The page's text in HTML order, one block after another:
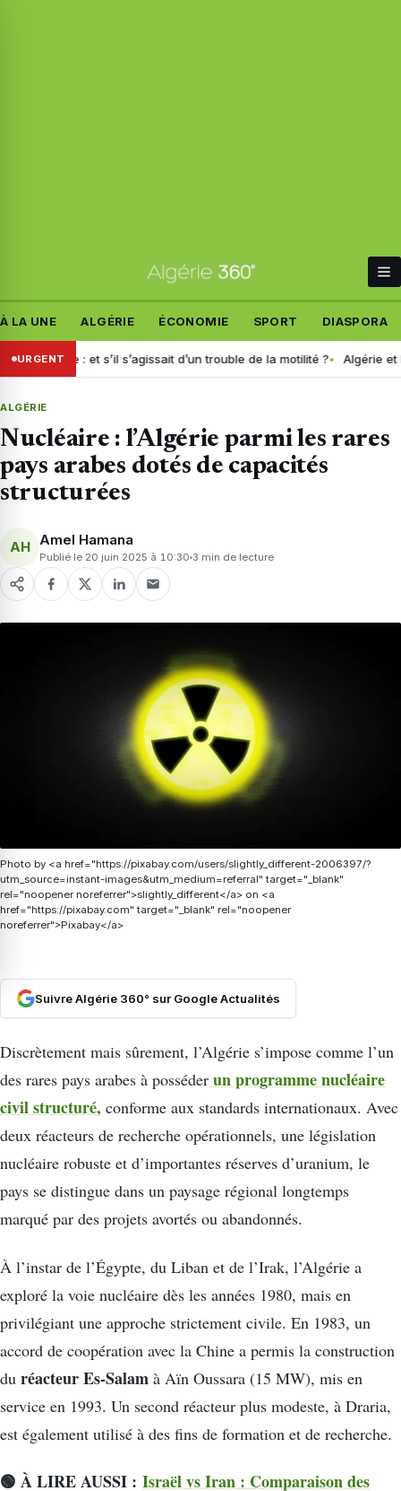
À LA UNE ALGÉRIE ÉCONOMIE SPORT DIASPORA
URGENT
: et s’il s’agissait d’un trouble de la motilité ? Algérie et États-
ALGÉRIE
Nucléaire : l’Algérie parmi les rares
pays arabes dotés de capacités
structurées
AH Amel Hamana
Publié le 20 juin 2025 à 10:30 3 min de lecture
Photo by <a href="https://pixabay.com/users/slightly_different-2006397/?
utm_source=instant-images&utm_medium=referral" target="_blank"
rel="noopener noreferrer">slightly_different</a> on <a
href="https://pixabay.com" target="_blank" rel="noopener
noreferrer">Pixabay</a>
Suivre Algérie 360° sur Google Actualités
Discrètement mais sûrement, l’Algérie s’impose comme l’un
des rares pays arabes à posséder un programme nucléaire
civil structuré, conforme aux standards internationaux. Avec
deux réacteurs de recherche opérationnels, une législation
nucléaire robuste et d’importantes réserves d’uranium, le
pays se distingue dans un paysage régional longtemps
marqué par des projets avortés ou abandonnés.
À l’instar de l’Égypte, du Liban et de l’Irak, l’Algérie a
exploré la voie nucléaire dès les années 1980, mais en
privilégiant une approche strictement civile. En 1983, un
accord de coopération avec la Chine a permis la construction
du réacteur Es-Salam à Aïn Oussara (15 MW), mis en
service en 1993. Un second réacteur plus modeste, à Draria,
est également utilisé à des fins de formation et de recherche.
🟢 À LIRE AUSSI : Israël vs Iran : Comparaison des